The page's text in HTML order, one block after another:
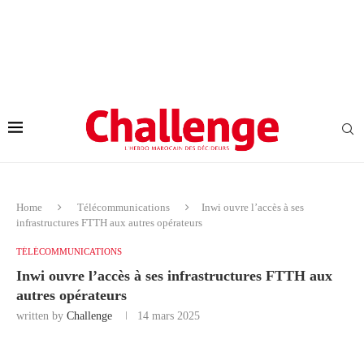
Home Télécommunications
Inwi ouvre l’accès à ses
infrastructures FTTH aux autres opérateurs
TÉLÉCOMMUNICATIONS
Inwi ouvre l’accès à ses infrastructures FTTH aux
autres opérateurs
written by Challenge 14 mars 2025